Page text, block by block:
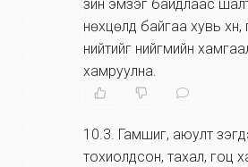
зүйн эмзэг байдлаас
нөхцөлд байгаа хувь хүн,
нийтийг нийгмийн
хамруулна.
10.3. Гамшиг, аюулт
тохиолдсон, тахал, гоц